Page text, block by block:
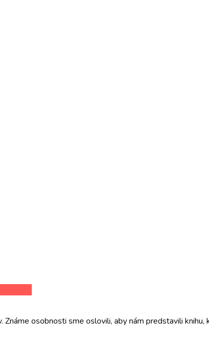
osobnosti sme oslovili, aby nám predstavili